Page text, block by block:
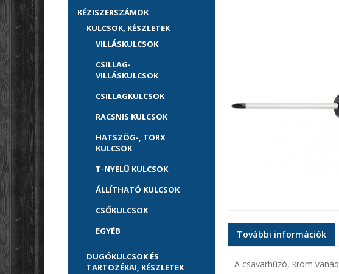
KÉZISZERSZÁMOK
KULCSOK, KÉSZLETEK
VILLÁSKULCSOK
CSILLAG-
VILLÁSKULCSOK
CSILLAGKULCSOK
RACSNIS KULCSOK
HATSZÖG-, TORX
KULCSOK
T-NYELŰ KULCSOK
ÁLLÍTHATÓ KULCSOK
CSŐKULCSOK
EGYÉB
DUGÓKULCSOK ÉS
TARTOZÉKAI, KÉSZLETEK
További információk
A csavarhúzó, króm